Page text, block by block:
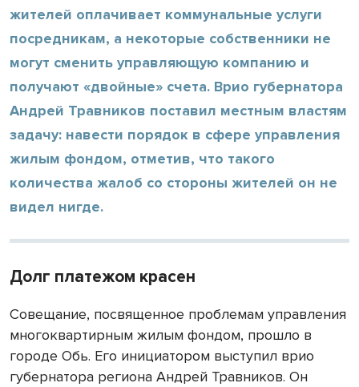
жителей оплачивает коммунальные услуги
посредникам, а некоторые собственники не
могут сменить управляющую компанию и
получают «двойные» счета. Врио губернатора
Андрей Травников поставил местным властям
задачу: навести порядок в сфере управления
жилым фондом, отметив, что такого
количества жалоб со стороны жителей он не
видел нигде.
Долг платежом красен
Совещание, посвященное проблемам управления
многоквартирным жилым фондом, прошло в
городе Обь. Его инициатором выступил врио
губернатора региона Андрей Травников. Он